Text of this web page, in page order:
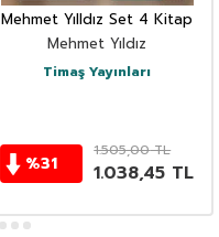
Mehmet Yılldız Set 4 Kitap
Mehmet Yıldız
Timaş Yayınları
%31
1.505,00TL
1.038,45 TL